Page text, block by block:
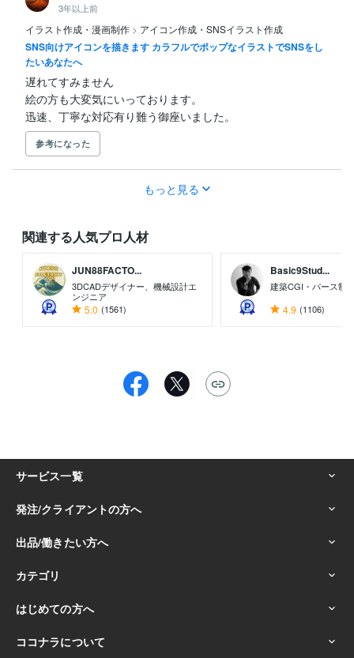
3年以上前
イラスト作成・漫画制作 > アイコン作成・SNSイラスト作成
SNS向けアイコンを描きます カラフルでポップなイラストでSNSをし
たいあなたへ
遅れてすみません
絵の方も大変気にいっております。
迅速、丁寧な対応有り難う御座いました。
参考になった
もっと見る
関連する人気プロ人材
JUN88FACTO...
3DCADデザイナー、機械設計エ
ンジニア
5.0 (1561)
Basic9Stud...
建築CGI・パース制
4.9 (1106)